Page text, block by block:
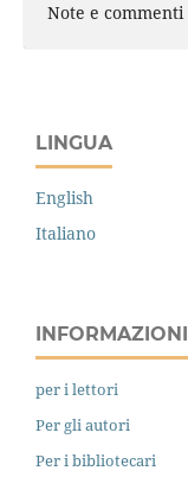
Note e commenti
LINGUA
English
Italiano
INFORMAZIONI
per i lettori
Per gli autori
Per i bibliotecari